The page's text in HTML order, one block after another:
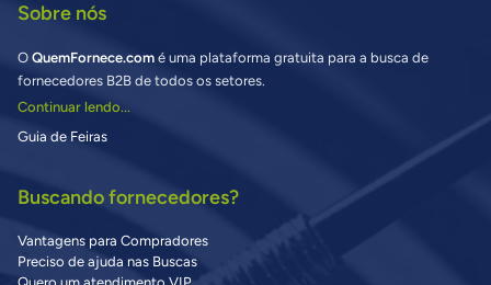
Sobre nós
O QuemFornece.com é uma plataforma gratuita para a busca de
fornecedores B2B de todos os setores.
Continuar lendo...
Guia de Feiras
Buscando fornecedores?
Vantagens para Compradores
Preciso de ajuda nas Buscas